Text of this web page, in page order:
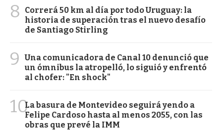
8
Correrá 50 km al día por todo Uruguay: la
historia de superación tras el nuevo desafío
de Santiago Stirling
9
Una comunicadora de Canal 10 denunció que
un ómnibus la atropelló, lo siguió y enfrentó
al chofer: "En shock"
10La basura de Montevideo seguirá yendo a
Felipe Cardoso hasta al menos 2055, con las
obras que prevé la IMM